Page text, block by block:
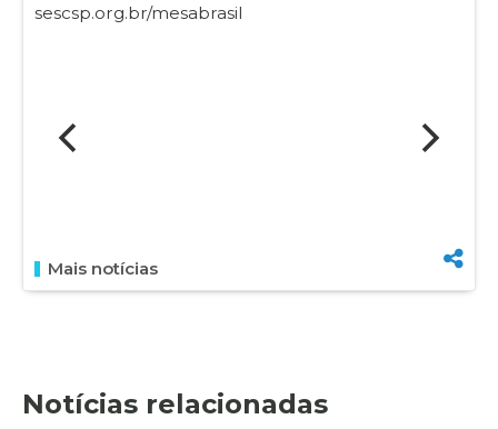
sescsp.org.br/mesabrasil
Mais notícias
Notícias relacionadas